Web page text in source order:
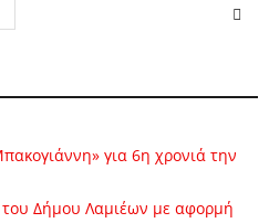
για 6η χρονιά την
του Δήμου Λαμιέων με αφορμή